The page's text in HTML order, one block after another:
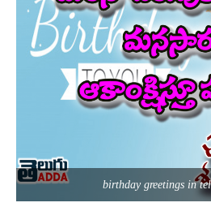
birthday greetings in